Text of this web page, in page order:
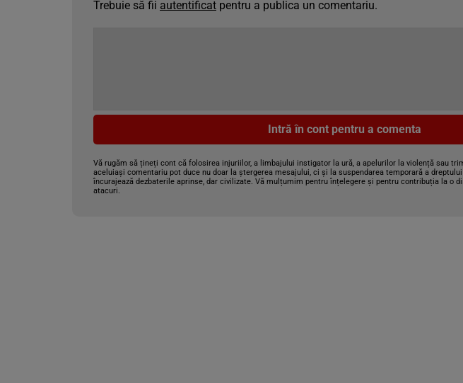
Trebuie să fii autentificat pentru a publica un comentariu.
Intră în cont pentru a comenta
Vă rugăm să țineți cont că folosirea injuriilor, a limbajului instigator la ură, a apelurilor la violență sau
aceluiași comentariu pot duce nu doar la ștergerea mesajului, ci și la suspendarea temporară a
încurajează dezbaterile aprinse, dar civilizate. Vă mulțumim pentru înțelegere și pentru contribuția la o
atacuri.